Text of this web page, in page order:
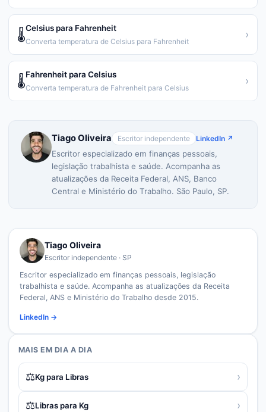
🌡️Celsius para Fahrenheit
Converta temperatura de Celsius para Fahrenheit
›
🌡️Fahrenheit para Celsius
Converta temperatura de Fahrenheit para Celsius
›
Tiago Oliveira Escritor independente LinkedIn ↗
Escritor especializado em finanças pessoais,
legislação trabalhista e saúde. Acompanha as
atualizações da Receita Federal, ANS, Banco
Central e Ministério do Trabalho. São Paulo, SP.
Tiago Oliveira
Escritor independente · SP
Escritor especializado em finanças pessoais, legislação
trabalhista e saúde. Acompanha as atualizações da Receita
Federal, ANS e Ministério do Trabalho desde 2015.
LinkedIn →
MAIS EM DIA A DIA
⚖️Kg para Libras ›
⚖️Libras para Kg ›